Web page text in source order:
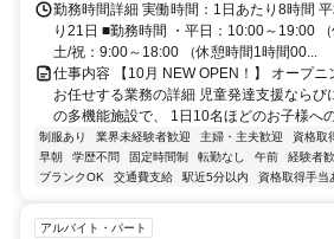
勤務時間詳細 実働時間：1日あたり8時間
り21日 ■勤務時間 ・平日：10:00～19:00
土/祝：9:00～18:00 （休憩時間1時間00...
仕事内容 【10月 NEW OPEN！】 オープニ
お任せする業務の詳細 児童発達支援ならび
の多機能施設で、 1日10名ほどのお子様へ
制服あり 業界未経験者歓迎 主婦・主夫歓迎 資格取
早朝
学歴不問 固定時間制 転勤なし 午前 経験者
ブランクOK
交通費支給 駅近5分以内 資格取得手当
アルバイト・パート